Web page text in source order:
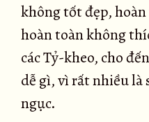
không tốt đẹp,
hoàn toàn không
các Tỷ-kheo, cho
dễ gì, vì rất nhiều là
ngục.